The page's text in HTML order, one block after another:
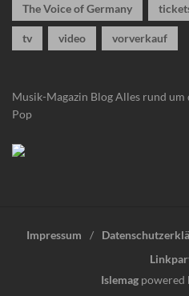
The Voice of Germany
tv video vorverkauf
Musik-Magazin BlogAlles rund um
Pop
Impressum
Islemagpowered